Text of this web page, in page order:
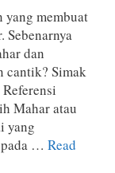
yang membuat
Sebenarnya
dan
cantik? Simak
Mahar atau
yang
… Read